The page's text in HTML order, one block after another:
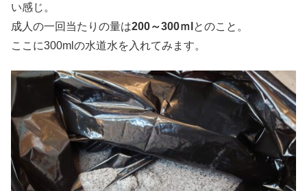
い感じ。
成人の一回当たりの量は200～300ｍl とのこと。
ここに300mlの水道水を入れてみます。